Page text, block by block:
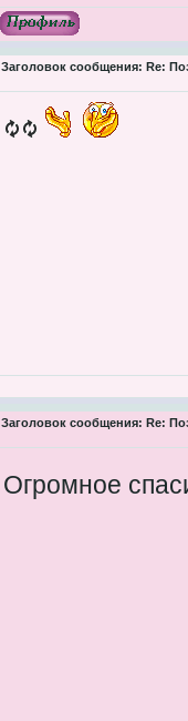
Заголовок сообщения: Re:
Заголовок сообщения: Re:
Огромное